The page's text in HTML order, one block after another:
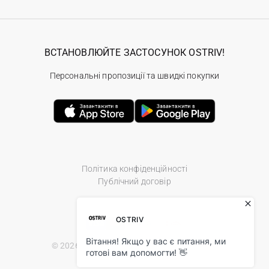
Політика конфіденційності
Публічний договір
© 2026 Ostriv.ua Store. All Rights Reserved.
ВСТАНОВЛЮЙТЕ ЗАСТОСУНОК OSTRIV!
Персональні пропозиції та швидкі покупки